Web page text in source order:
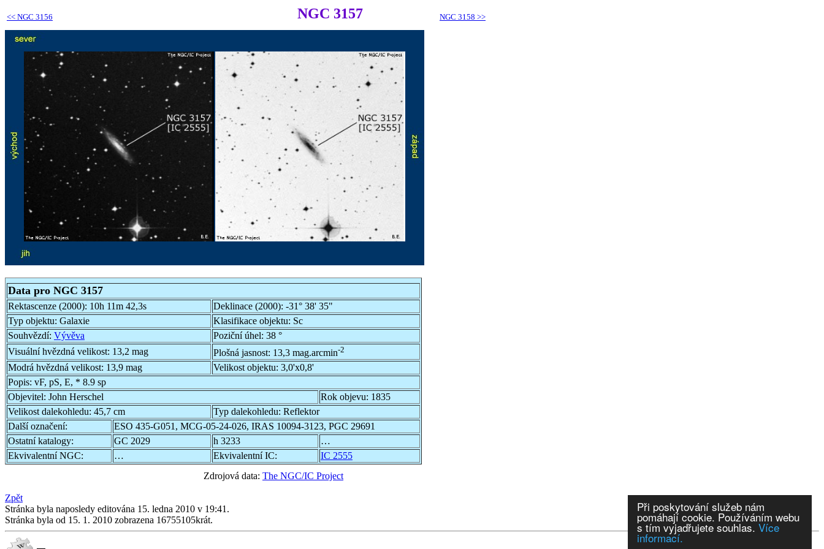
Při poskytování služeb nám
pomáhají cookie. Používáním webu
s tím vyjadřujete souhlas. Více
informací.
<< NGC 3156 NGC 3157 NGC 3158 >>
Data pro NGC 3157
Rektascenze (2000): 10h 11m 42,3s Deklinace (2000): -31° 38' 35"
Typ objektu: Galaxie Klasifikace objektu: Sc
Souhvězdí: Vývěva Poziční úhel: 38 °
Visuální hvězdná velikost: 13,2 mag Plošná jasnost: 13,3 mag.arcmin-2
Modrá hvězdná velikost: 13,9 mag Velikost objektu: 3,0'x0,8'
Popis: vF, pS, E, * 8.9 sp
Objevitel: John Herschel Rok objevu: 1835
Velikost dalekohledu: 45,7 cm Typ dalekohledu: Reflektor
Další označení:
ESO 435-G051, MCG-05-24-026, IRAS 10094-3123, PGC 29691
Ostatní katalogy:
GC 2029 h 3233
…
Ekvivalentní NGC:
… Ekvivalentní IC:
IC 2555
Zdrojová data: The NGC/IC Project
Zpět
Stránka byla naposledy editována 15. ledna 2010 v 19:41.
Stránka byla od 15. 1. 2010 zobrazena 16755105krát.